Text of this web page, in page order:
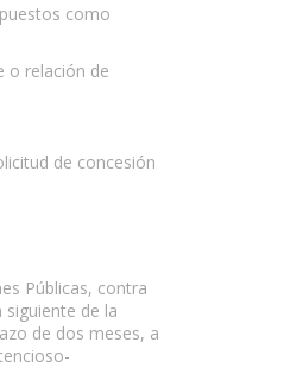
como
o relación de
de concesión
Públicas, contra
de la
de dos meses, a